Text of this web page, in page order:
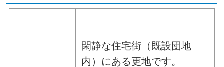
閑静な住宅街（既設団地
内）にある更地です。